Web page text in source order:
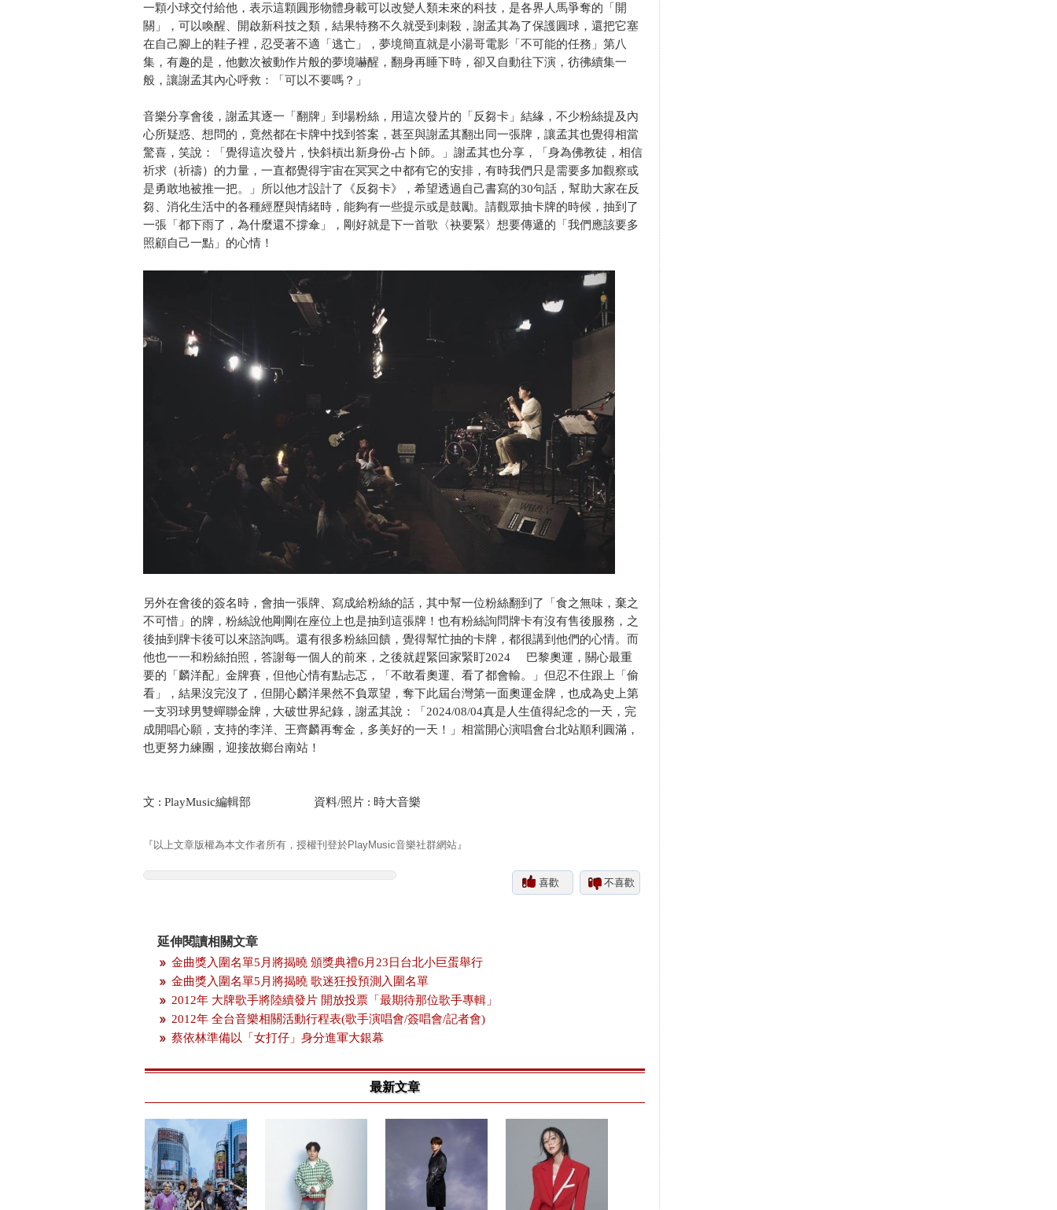
一顆小球交付給他，表示這顆圓形物體身載可以改變人類未來的科技，是各界人馬爭奪的「開
關」，可以喚醒、開啟新科技之類，結果特務不久就受到刺殺，謝孟其為了保護圓球，還把它塞
在自己腳上的鞋子裡，忍受著不適「逃亡」，夢境簡直就是小湯哥電影「不可能的任務」第八
集，有趣的是，他數次被動作片般的夢境嚇醒，翻身再睡下時，卻又自動往下演，彷彿續集一
般，讓謝孟其內心呼救：「可以不要嗎？」
音樂分享會後，謝孟其逐一「翻牌」到場粉絲，用這次發片的「反芻卡」結緣，不少粉絲提及內
心所疑惑、想問的，竟然都在卡牌中找到答案，甚至與謝孟其翻出同一張牌，讓孟其也覺得相當
驚喜，笑說：「覺得這次發片，快斜槓出新身份-占卜師。」謝孟其也分享，「身為佛教徒，相信
祈求（祈禱）的力量，一直都覺得宇宙在冥冥之中都有它的安排，有時我們只是需要多加觀察或
是勇敢地被推一把。」所以他才設計了《反芻卡》，希望透過自己書寫的30句話，幫助大家在反
芻、消化生活中的各種經歷與情緒時，能夠有一些提示或是鼓勵。請觀眾抽卡牌的時候，抽到了
一張「都下雨了，為什麼還不撐傘」，剛好就是下一首歌〈袂要緊〉想要傳遞的「我們應該要多
照顧自己一點」的心情！
另外在會後的簽名時，會抽一張牌、寫成給粉絲的話，其中幫一位粉絲翻到了「食之無味，棄之
不可惜」的牌，粉絲說他剛剛在座位上也是抽到這張牌！也有粉絲詢問牌卡有沒有售後服務，之
後抽到牌卡後可以來諮詢嗎。還有很多粉絲回饋，覺得幫忙抽的卡牌，都很講到他們的心情。而
他也一一和粉絲拍照，答謝每一個人的前來，之後就趕緊回家緊盯2024 巴黎奧運，關心最重
要的「麟洋配」金牌賽，但他心情有點忐忑，「不敢看奧運、看了都會輸。」但忍不住跟上「偷
看」，結果沒完沒了，但開心麟洋果然不負眾望，奪下此屆台灣第一面奧運金牌，也成為史上第
一支羽球男雙蟬聯金牌，大破世界紀錄，謝孟其說：「2024/08/04真是人生值得紀念的一天，完
成開唱心願，支持的李洋、王齊麟再奪金，多美好的一天！」相當開心演唱會台北站順利圓滿，
也更努力練團，迎接故鄉台南站！
文 : PlayMusic編輯部 資料/照片 : 時大音樂
『以上文章版權為本文作者所有，授權刊登於PlayMusic音樂社群網站』
喜歡 不喜歡
延伸閱讀相關文章
金曲獎入圍名單5月將揭曉 頒獎典禮6月23日台北小巨蛋舉行
金曲獎入圍名單5月將揭曉 歌迷狂投預測入圍名單
2012年 大牌歌手將陸續發片 開放投票「最期待那位歌手專輯」
2012年 全台音樂相關活動行程表(歌手演唱會/簽唱會/記者會)
蔡依林準備以「女打仔」身分進軍大銀幕
最新文章